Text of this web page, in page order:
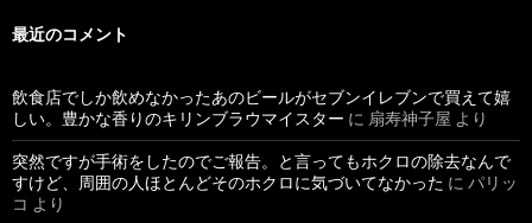
最近のコメント
飲食店でしか飲めなかったあのビールがセブンイレブンで買えて嬉
しい。豊かな香りのキリンブラウマイスター に 扇寿神子屋 より
突然ですが手術をしたのでご報告。と言ってもホクロの除去なんで
すけど、周囲の人ほとんどそのホクロに気づいてなかった に パリッ
コ より